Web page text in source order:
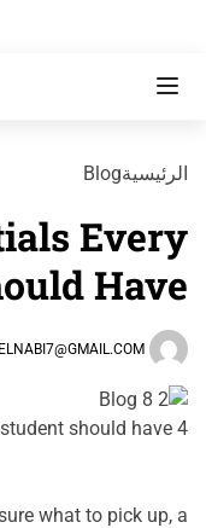
الرئيسيةBlog
Every
Have
student should have 4
what to pick up, a